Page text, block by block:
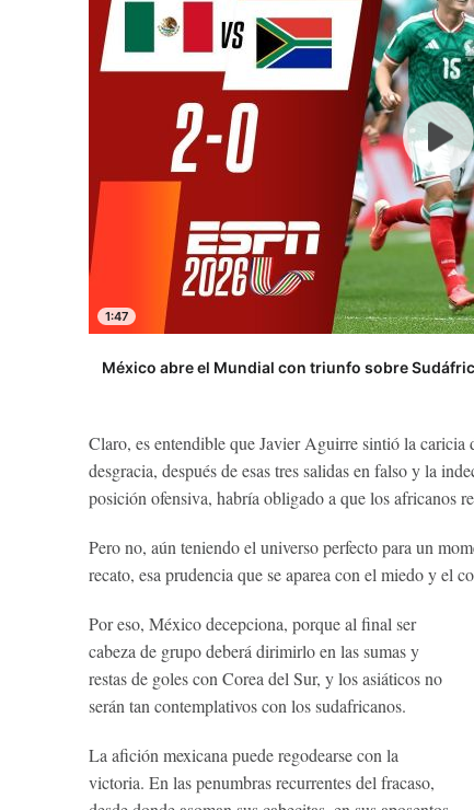
1:47
México abre el Mundial con triunfo sobre
Claro, es entendible que Javier Aguirre sintió la caricia
desgracia, después de esas tres salidas en falso y la
posición ofensiva, habría obligado a que los africanos
Pero no, aún teniendo el universo perfecto para un
recato, esa prudencia que se aparea con el miedo y el
Por eso, México decepciona, porque al final ser
cabeza de grupo deberá dirimirlo en las sumas y
restas de goles con Corea del Sur, y los asiáticos no
serán tan contemplativos con los sudafricanos.
La afición mexicana puede regodearse con la
victoria. En las penumbras recurrentes del fracaso,